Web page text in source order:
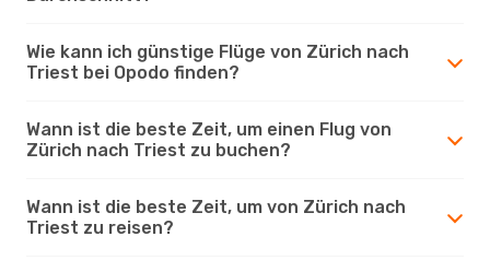
Wie kann ich günstige Flüge von Zürich nach
Triest bei Opodo finden?
Wann ist die beste Zeit, um einen Flug von
Zürich nach Triest zu buchen?
Wann ist die beste Zeit, um von Zürich nach
Triest zu reisen?